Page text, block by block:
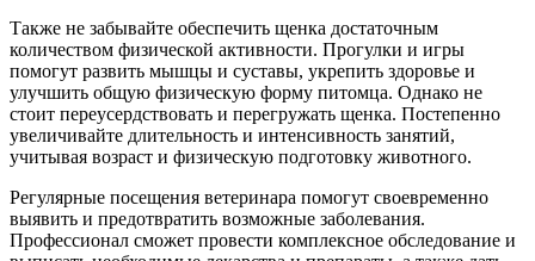
Также не забывайте обеспечить щенка достаточным
количеством физической активности. Прогулки и игры
помогут развить мышцы и суставы, укрепить здоровье и
улучшить общую физическую форму питомца. Однако не
стоит переусердствовать и перегружать щенка. Постепенно
увеличивайте длительность и интенсивность занятий,
учитывая возраст и физическую подготовку животного.
Регулярные посещения ветеринара помогут своевременно
выявить и предотвратить возможные заболевания.
Профессионал сможет провести комплексное обследование и